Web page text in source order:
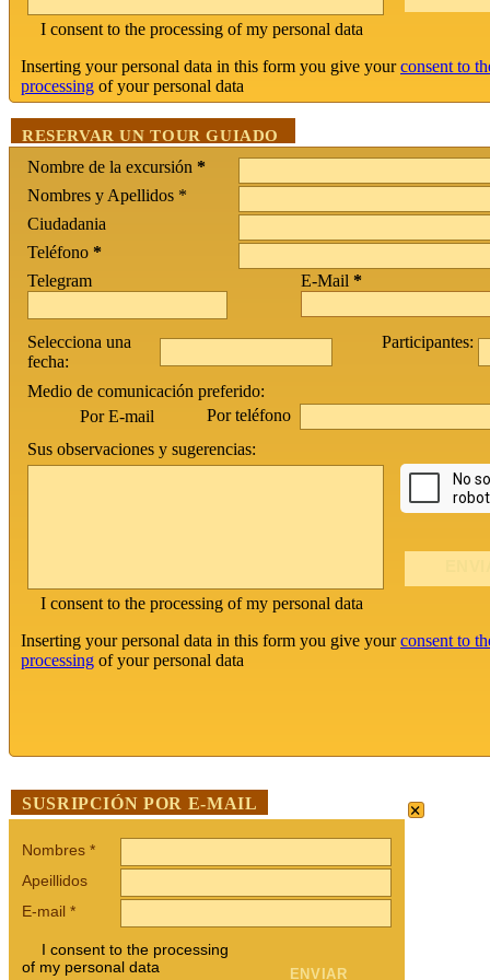
I consent to the processing of my personal data
Inserting your personal data in this form you give yourconsent to
processing of your personal data
RESERVAR UN TOUR GUIADO
Nombre de la excursión *
Nombres y Apellidos *
Ciudadania
Teléfono *
Telegram
E-Mail *
Selecciona una
fecha:
Participantes:
Medio de comunicación preferido:
Por E-mail
Por teléfono
Sus observaciones y sugerencias:
I consent to the processing of my personal data
Inserting your personal data in this form you give yourconsent to
processing of your personal data
SUSRIPCIÓN POR E-MAIL ×
Nombres *
Apeillidos
E-mail *
I consent to the processing
of my personal data